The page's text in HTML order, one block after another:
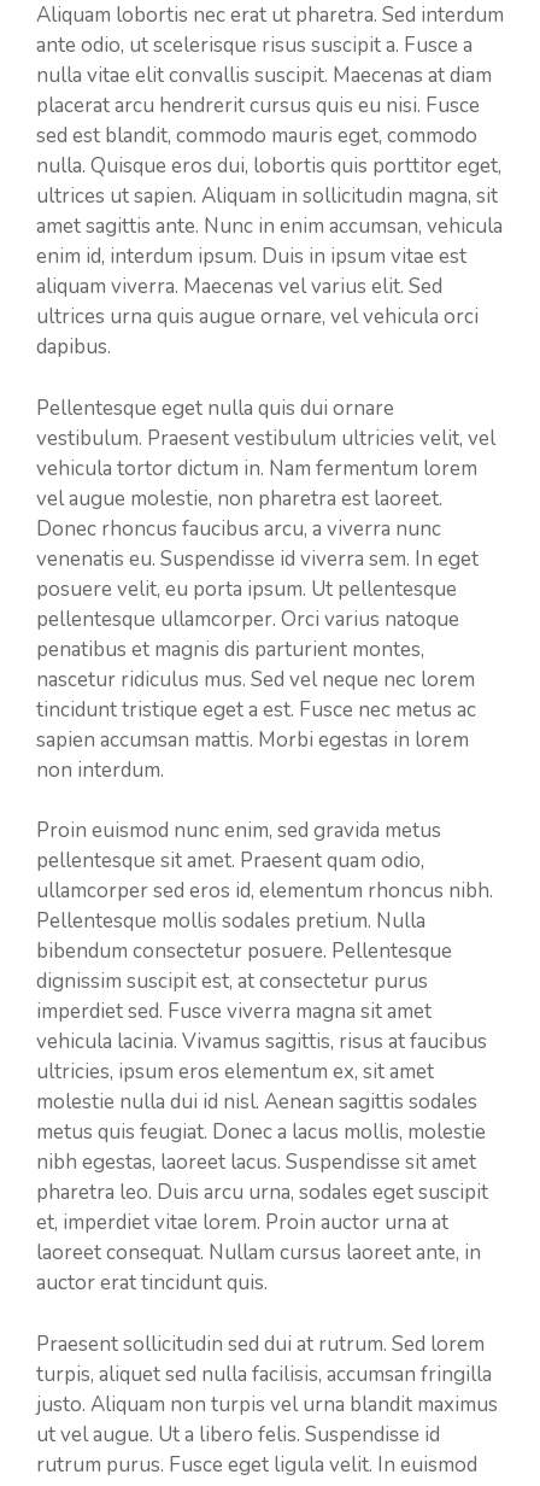
Aliquam lobortis nec erat ut pharetra. Sed interdum
ante odio, ut scelerisque risus suscipit a. Fusce a
nulla vitae elit convallis suscipit. Maecenas at diam
placerat arcu hendrerit cursus quis eu nisi. Fusce
sed est blandit, commodo mauris eget, commodo
nulla. Quisque eros dui, lobortis quis porttitor eget,
ultrices ut sapien. Aliquam in sollicitudin magna, sit
amet sagittis ante. Nunc in enim accumsan, vehicula
enim id, interdum ipsum. Duis in ipsum vitae est
aliquam viverra. Maecenas vel varius elit. Sed
ultrices urna quis augue ornare, vel vehicula orci
dapibus.
Pellentesque eget nulla quis dui ornare
vestibulum. Praesent vestibulum ultricies velit, vel
vehicula tortor dictum in. Nam fermentum lorem
vel augue molestie, non pharetra est laoreet.
Donec rhoncus faucibus arcu, a viverra nunc
venenatis eu. Suspendisse id viverra sem. In eget
posuere velit, eu porta ipsum. Ut pellentesque
pellentesque ullamcorper. Orci varius natoque
penatibus et magnis dis parturient montes,
nascetur ridiculus mus. Sed vel neque nec lorem
tincidunt tristique eget a est. Fusce nec metus ac
sapien accumsan mattis. Morbi egestas in lorem
non interdum.
Proin euismod nunc enim, sed gravida metus
pellentesque sit amet. Praesent quam odio,
ullamcorper sed eros id, elementum rhoncus nibh.
Pellentesque mollis sodales pretium. Nulla
bibendum consectetur posuere. Pellentesque
dignissim suscipit est, at consectetur purus
imperdiet sed. Fusce viverra magna sit amet
vehicula lacinia. Vivamus sagittis, risus at faucibus
ultricies, ipsum eros elementum ex, sit amet
molestie nulla dui id nisl. Aenean sagittis sodales
metus quis feugiat. Donec a lacus mollis, molestie
nibh egestas, laoreet lacus. Suspendisse sit amet
pharetra leo. Duis arcu urna, sodales eget suscipit
et, imperdiet vitae lorem. Proin auctor urna at
laoreet consequat. Nullam cursus laoreet ante, in
auctor erat tincidunt quis.
Praesent sollicitudin sed dui at rutrum. Sed lorem
turpis, aliquet sed nulla facilisis, accumsan fringilla
justo. Aliquam non turpis vel urna blandit maximus
ut vel augue. Ut a libero felis. Suspendisse id
rutrum purus. Fusce eget ligula velit. In euismod